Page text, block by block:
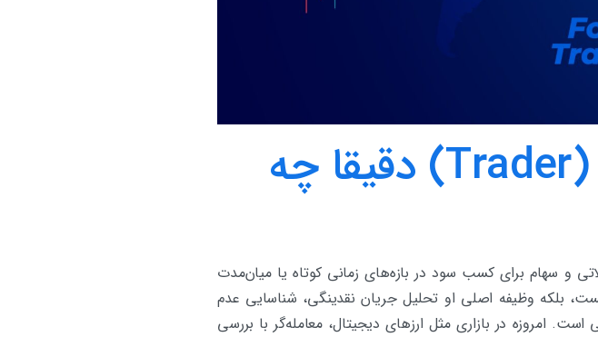
ترید چیست و معامله‌گر (Trader) دقیقا چه
و سهام‌ برای کسب سود در بازه‌های زمانی کوتاه یا میان‌مدت
بلکه وظیفه اصلی او تحلیل جریان نقدینگی، شناسایی عدم
امروزه در بازاری مثل ارزهای دیجیتال، معامله‌گر با بررسی